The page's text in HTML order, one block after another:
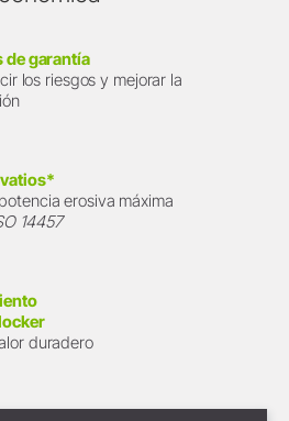
de garantía
los riesgos y mejorar la
erosiva máxima
14457
duradero